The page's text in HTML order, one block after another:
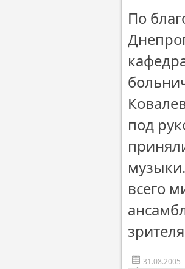
По
под
всего
31.08.2005